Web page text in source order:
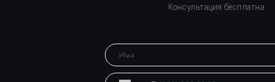
Юридические услуги в Москве
Банкротство физических лиц в Москве